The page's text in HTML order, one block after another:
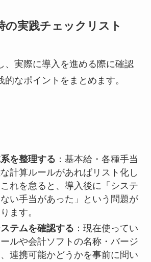
の実践チェックリスト
、実際に導入を進める際に確認
的なポイントをまとめます。
を整理する ：基本給・各種手当
計算ルールがあればリスト化し
れを怠ると、導入後に「システ
い手当があった」という問題が
ます。
テムを確認する ：現在使ってい
ルや会計ソフトの名称・バージ
連携可能かどうかを事前に問い